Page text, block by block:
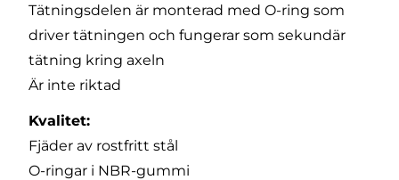
Tätningsdelen är monterad med O-ring som
driver tätningen och fungerar som sekundär
tätning kring axeln
Är inte riktad
Kvalitet:
Fjäder av rostfritt stål
O-ringar i NBR-gummi